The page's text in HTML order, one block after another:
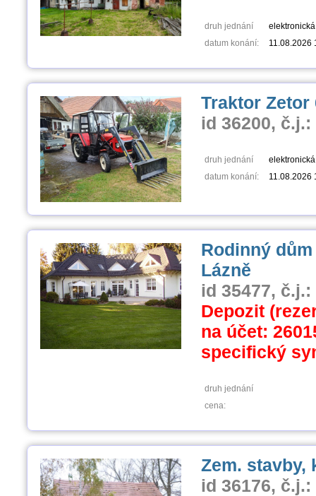
druh jednání
datum konání:
11.08.2026
Traktor Zetor
id 36200, č.j.:
druh jednání
datum konání:
11.08.2026
Rodinný dům
Lázně
id 35477, č.j.:
Depozit
na účet:
specifický
druh jednání
cena:
Zem. stavby,
id 36176, č.j.: